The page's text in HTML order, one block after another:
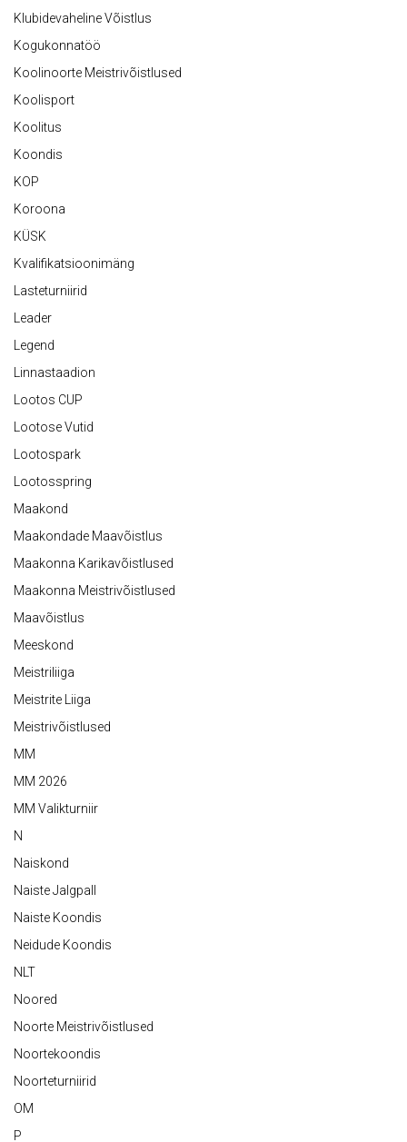
Klubidevaheline Võistlus
Kogukonnatöö
Koolinoorte Meistrivõistlused
Koolisport
Koolitus
Koondis
KOP
Koroona
KÜSK
Kvalifikatsioonimäng
Lasteturniirid
Leader
Legend
Linnastaadion
Lootos CUP
Lootose Vutid
Lootospark
Lootosspring
Maakond
Maakondade Maavõistlus
Maakonna Karikavõistlused
Maakonna Meistrivõistlused
Maavõistlus
Meeskond
Meistriliiga
Meistrite Liiga
Meistrivõistlused
MM
MM 2026
MM Valikturniir
N
Naiskond
Naiste Jalgpall
Naiste Koondis
Neidude Koondis
NLT
Noored
Noorte Meistrivõistlused
Noortekoondis
Noorteturniirid
OM
P